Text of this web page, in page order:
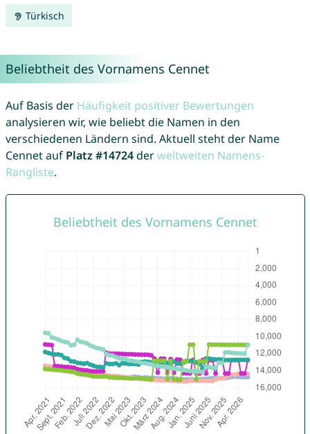
Türkisch
Beliebtheit des Vornamens Cennet
Auf Basis der Häufigkeit positiver Bewertungen
analysieren wir, wie beliebt die Namen in den
verschiedenen Ländern sind. Aktuell steht der Name
Cennet auf Platz #14724derweltweiten Namens-
Rangliste.